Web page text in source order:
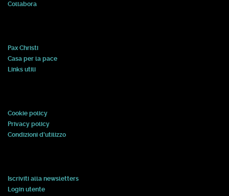
Collabora
Pax Christi
Casa per la pace
Links utili
Cookie policy
Privacy policy
Condizioni d'utilizzo
Iscriviti alla newsletters
Login utente